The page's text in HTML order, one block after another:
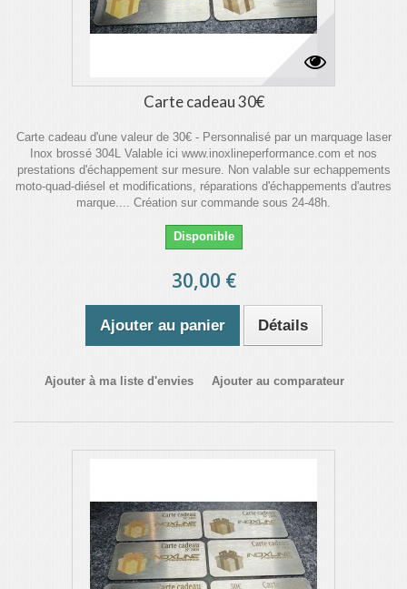
Carte cadeau 30€
Carte cadeau d'une valeur de 30€ - Personnalisé par un marquage laser
Inox brossé 304L Valable ici www.inoxlineperformance.com et nos
prestations d'échappement sur mesure. Non valable sur echappements
moto-quad-diésel et modifications, réparations d'échappements d'autres
marque.... Création sur commande sous 24-48h.
Disponible
30,00 €
Ajouter au panier Détails
Ajouter à ma liste d'envies Ajouter au comparateur